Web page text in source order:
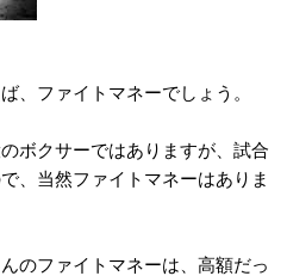
、ファイトマネーでしょう。
ボクサーではありますが、試合
、当然ファイトマネーはありま
のファイトマネーは、高額だっ